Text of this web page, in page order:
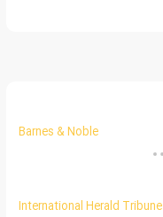
Barnes & Noble
International Herald Tribune